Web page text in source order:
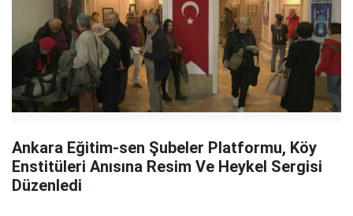
Ankara Eğitim-sen Şubeler Platformu, Köy
Enstitüleri Anısına Resim Ve Heykel Sergisi
Düzenledi